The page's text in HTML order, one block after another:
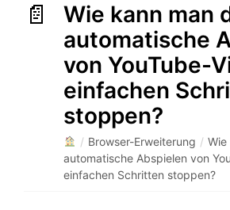
Wie kann man
automatische
von YouTube-
einfachen
stoppen?
/ Browser-Erweiterung / Wie
automatische Abspielen von
einfachen Schritten stoppen?